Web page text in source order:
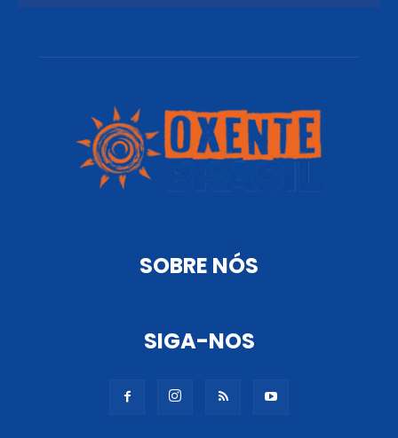
SOBRE NÓS
SIGA-NOS